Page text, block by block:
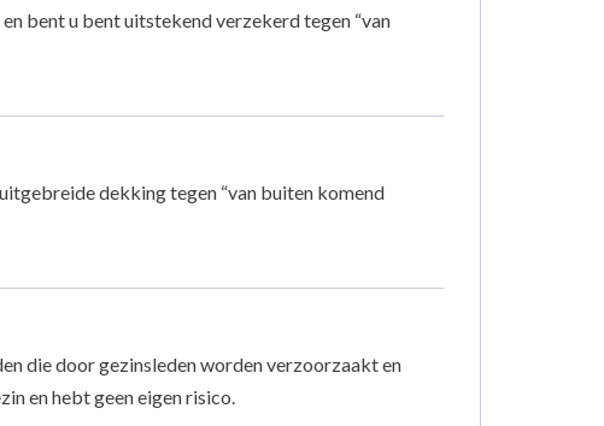
bent u bent uitstekend verzekerd tegen “van
dekking tegen “van buiten komend
die door gezinsleden worden verzoorzaakt en
en hebt geen eigen risico.